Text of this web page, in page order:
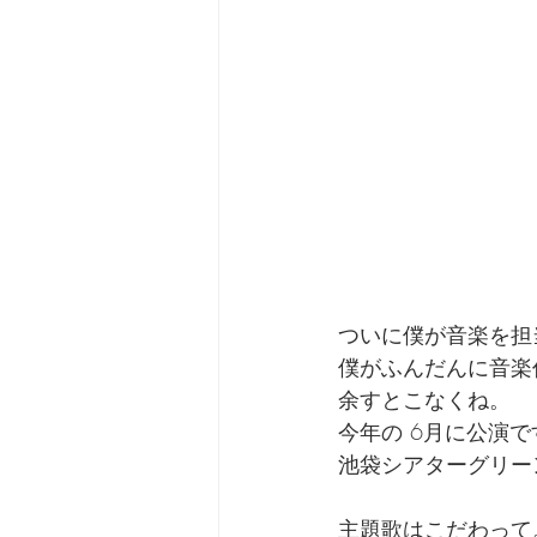
ついに僕が音楽を
僕がふんだんに音
余すとこなくね。
今年の 6月に公演
池袋シアターグリ
主題歌はこだわっ